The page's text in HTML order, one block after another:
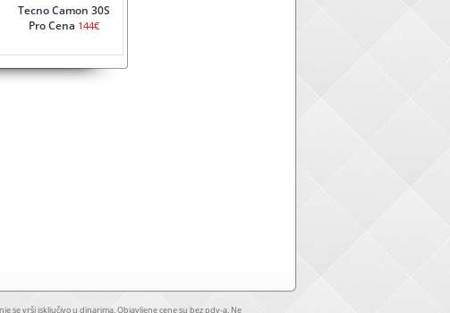
Tecno Camon 30S
Pro Cena 144€
se vrši isključivo u dinarima. Objavljene cene su bez pdv-a. Ne